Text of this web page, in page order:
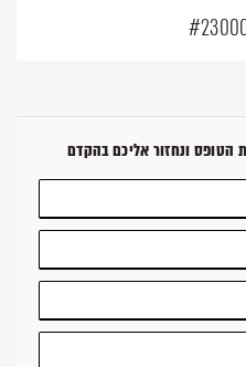
הטופס ונחזור אליכם בהקדם